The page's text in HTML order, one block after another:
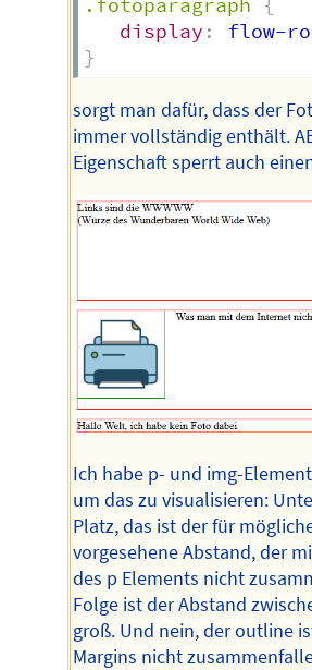
.fotoparagraph
{
display : flow-
}
sorgt man dafür, dass der
immer vollständig enthält.
Eigenschaft sperrt auch
Ich habe p- und img-
um das zu visualisieren:
Platz, das ist der für
vorgesehene Abstand, der
des p Elements nicht
Folge ist der Abstand
groß. Und nein, der outline
Margins nicht